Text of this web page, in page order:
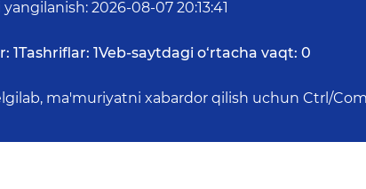
yangilanish: 2026-08-07 20:13:41
1Tashriflar: 1Veb-saytdagi o‘rtacha vaqt: 0
ma'muriyatni xabardor qilish uchun Ctrl/